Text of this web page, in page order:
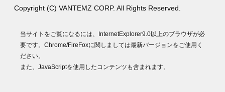
Copyright (C) VANTEMZ CORP. All Rights Reserved.
当サイトをご覧になるには、InternetExplorer9.0以上のブラウザが必
要です。Chrome/FireFoxに関しましては最新バージョンをご使用く
ださい。
また、JavaScriptを使用したコンテンツも含まれます。